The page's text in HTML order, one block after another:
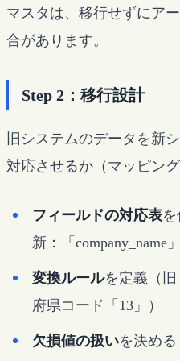
マスタは、移行せずにア
合があります。
Step 2：移行設計
旧システムのデータを新
対応させるか（マッピン
フィールドの対応表
新：「company_name」
変換ルールを定義（
府県コード「13」）
欠損値の扱いを決め